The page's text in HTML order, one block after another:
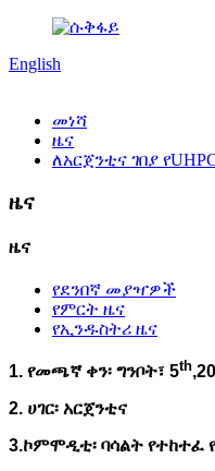
English
መነሻ
ዜና
ለአርጀንቲና ገበያ
ዜና
ዜና
የደንበኛ መያዣዎች
የምርት ዜና
የኢንዱስትሪ ዜና
1. የመጫኛ ቀን፡ ግንቦት፣ 5th
2. ሀገር፡ አርጀንቲና
3.ኮምሞዲቲ፡ ባሳልት